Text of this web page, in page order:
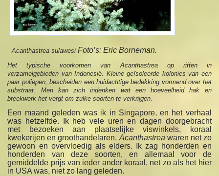
Acanthastrea sulawesiFoto’s: Eric Borneman.
Het typische voorkomen van Acanthastrea op riffen in
verzamelgebieden van Indonesië. Kleine geïsoleerde kolonies van een
paar poliepen, bescheiden een huidachtige bedekking vormend over het
substraat. Men kan zich indenken wat een hoeveelheid hak en
breekwerk het vergt om zulke soorten te verkrijgen.
Een maand geleden was ik in Singapore, en het verhaal
was hetzelfde. Ik heb vele uren en dagen doorgebracht
met bezoeken aan plaatselijke viswinkels, koraal
kwekerijen en groothandelaren. Acanthastrea waren net zo
gewoon en overvloedig als elders. Ik zag honderden en
honderden van deze soorten, en allemaal voor de
gemiddelde prijs van ieder ander koraal, net zo als het hier
in USA was, niet zo lang geleden.